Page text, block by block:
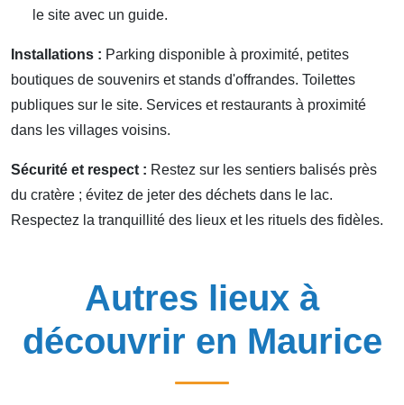
le site avec un guide.
Installations : Parking disponible à proximité, petites
boutiques de souvenirs et stands d'offrandes. Toilettes
publiques sur le site. Services et restaurants à proximité
dans les villages voisins.
Sécurité et respect : Restez sur les sentiers balisés près
du cratère ; évitez de jeter des déchets dans le lac.
Respectez la tranquillité des lieux et les rituels des fidèles.
Autres lieux à
découvrir en Maurice